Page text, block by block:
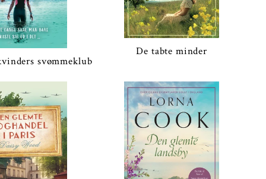
svømmeklub
De tabte minder